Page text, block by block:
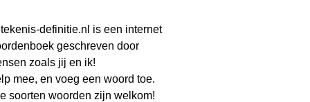
definitie.nl is een internet
geschreven door
zoals jij en ik!
mee, en voeg een woord toe.
soorten woorden zijn welkom!